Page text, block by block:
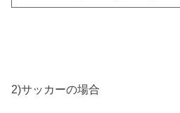
2)サッカーの場合